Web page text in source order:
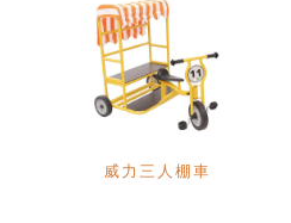
威力三人棚車